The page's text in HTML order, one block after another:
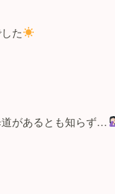
た
があるとも知らず…